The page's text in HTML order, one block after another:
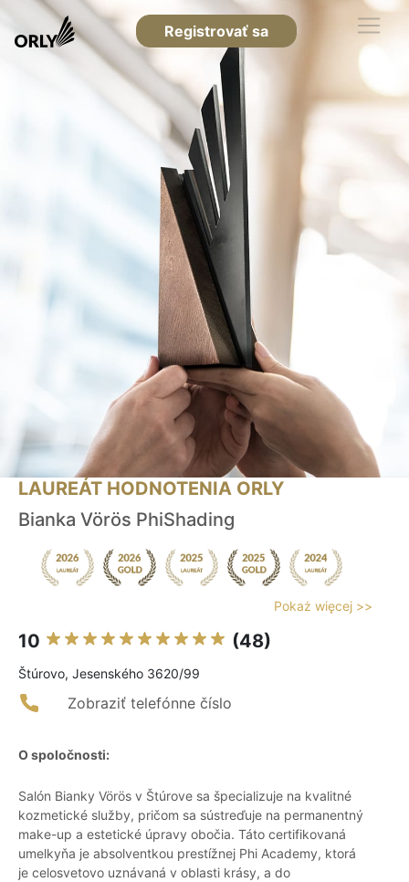
Registrovať sa
LAUREÁT HODNOTENIA ORLY
Bianka Vörös PhiShading
Pokaż więcej >>
10 (48)
Štúrovo, Jesenského 3620/99
Zobraziť telefónne číslo
O spoločnosti:
Salón Bianky Vörös v Štúrove sa špecializuje na kvalitné
kozmetické služby, pričom sa sústreďuje na permanentný
make-up a estetické úpravy obočia. Táto certifikovaná
umelkyňa je absolventkou prestížnej Phi Academy, ktorá
je celosvetovo uznávaná v oblasti krásy, a do